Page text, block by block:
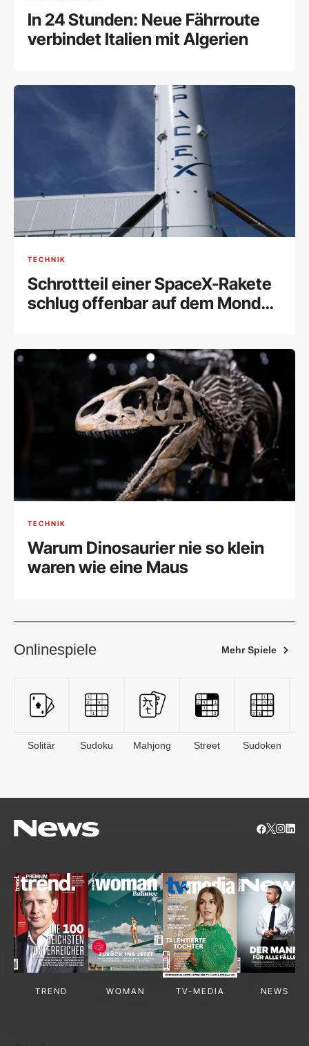
In 24 Stunden: Neue Fährroute
verbindet Italien mit Algerien
TECHNIK
Schrottteil einer SpaceX-Rakete
schlug offenbar auf dem Mond
TECHNIK
Warum Dinosaurier nie so klein
waren wie eine Maus
Onlinespiele Mehr Spiele
Solitär Sudoku Mahjong Street Sudoken
TREND WOMAN TV-MEDIA NEWS